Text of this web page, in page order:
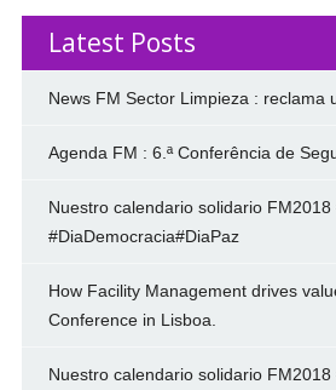
Latest Posts
News FM Sector Limpieza : reclama
Agenda FM : 6.ª Conferência de
Nuestro calendario solidario
#DiaDemocracia#DiaPaz
How Facility Management drives
Conference in Lisboa.
Nuestro calendario solidario FM2018